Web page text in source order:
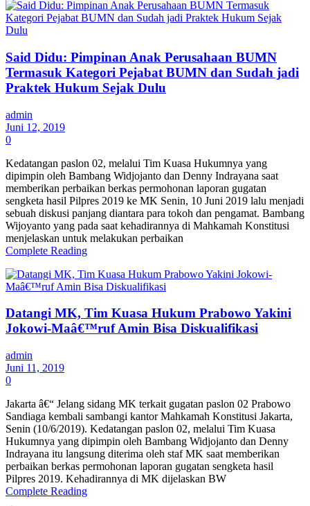
Said Didu: Pimpinan Anak Perusahaan BUMN
Termasuk Kategori Pejabat BUMN dan Sudah jadi
Praktek Hukum Sejak Dulu
admin
Juni 12, 2019
0
Kedatangan paslon 02, melalui Tim Kuasa Hukumnya yang
dipimpin oleh Bambang Widjojanto dan Denny Indrayana saat
memberikan perbaikan berkas permohonan laporan gugatan
sengketa hasil Pilpres 2019 ke MK Senin, 10 Juni 2019 lalu menjadi
sebuah diskusi panjang diantara para tokoh dan pengamat. Bambang
Wijoyanto yang pada saat kehadirannya di Mahkamah Konstitusi
menjelaskan untuk melakukan perbaikan
Complete Reading
Datangi MK, Tim Kuasa Hukum Prabowo Yakini
Jokowi-Maâ€™ruf Amin Bisa Diskualifikasi
admin
Juni 11, 2019
0
Jakarta â€“ Jelang sidang MK terkait gugatan paslon 02 Prabowo
Sandiaga kembali sambangi kantor Mahkamah Konstitusi Jakarta,
Senin (10/6/2019). Kedatangan paslon 02, melalui Tim Kuasa
Hukumnya yang dipimpin oleh Bambang Widjojanto dan Denny
Indrayana itu langsung diterima oleh staf MK saat memberikan
perbaikan berkas permohonan laporan gugatan sengketa hasil
Pilpres 2019. Kehadirannya di MK dijelaskan BW
Complete Reading